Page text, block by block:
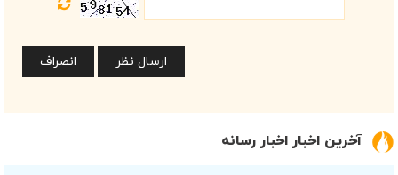
آخرین اخبار اخبار رسانه